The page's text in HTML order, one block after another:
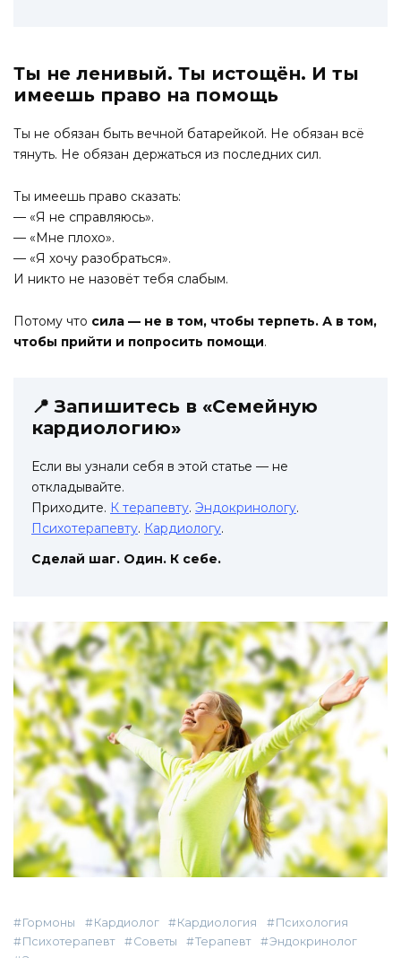
Ты не ленивый. Ты истощён. И ты
имеешь право на помощь
Ты не обязан быть вечной батарейкой. Не обязан всё
тянуть. Не обязан держаться из последних сил.
Ты имеешь право сказать:
— «Я не справляюсь».
— «Мне плохо».
— «Я хочу разобраться».
И никто не назовёт тебя слабым.
Потому что сила — не в том, чтобы терпеть. А в том,
чтобы прийти и попросить помощи.
📍 Запишитесь в «Семейную
кардиологию»
Если вы узнали себя в этой статье — не
откладывайте.
Приходите. К терапевту. Эндокринологу.
Психотерапевту. Кардиологу.
Сделай шаг. Один. К себе.
Гормоны Кардиолог Кардиология
Психология
Психотерапевт
Советы Терапевт
Эндокринолог